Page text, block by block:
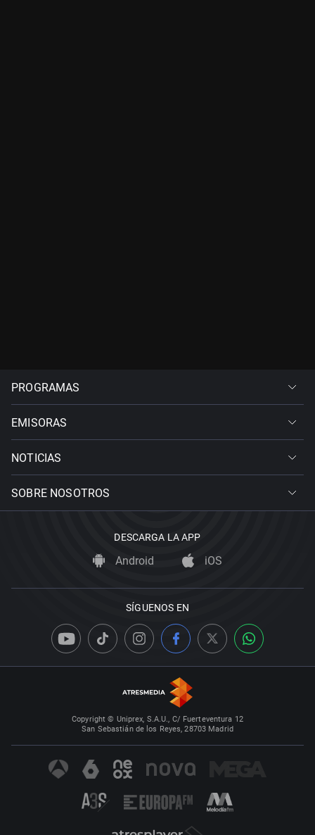
PROGRAMAS
EMISORAS
NOTICIAS
SOBRE NOSOTROS
DESCARGA LA APP
Android iOS
SÍGUENOS EN
Copyright © Uniprex, S.A.U., C/ Fuerteventura 12
San Sebastián de los Reyes, 28703 Madrid